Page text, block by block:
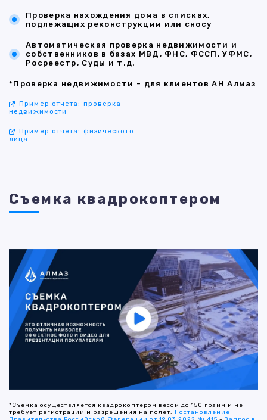
Проверка нахождения дома в списках,
подлежащих реконструкции или сносу
Автоматическая проверка недвижимости и
собственников в базах МВД, ФНС, ФССП, УФМС,
Росреестр, Суды и т.д.
*Проверка недвижимости - для клиентов АН Алмаз
Пример отчета: проверка
недвижимости
Пример отчета: физического
лица
Съемка квадрокоптером
*Съемка осуществляется квадрокоптером весом до 150 грамм и не
требует регистрации и разрешения на полет. Постановление